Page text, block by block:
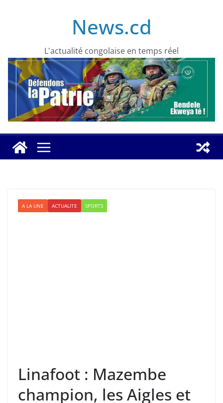
News.cd
L'actualité congolaise en temps réel
A LA UNE ACTUALITE SPORTS
Linafoot : Mazembe
champion, les Aigles et